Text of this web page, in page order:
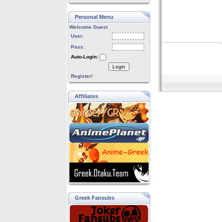
Personal Menu
Welcome Guest
User:
Pass:
Auto-Login:
Login
Register!
Affiliates
Greek Fansubs